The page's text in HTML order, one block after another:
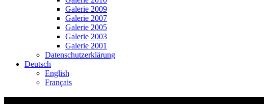
Galerie 2009
Galerie 2007
Galerie 2005
Galerie 2003
Galerie 2001
Datenschutzerklärung
Deutsch
English
Français